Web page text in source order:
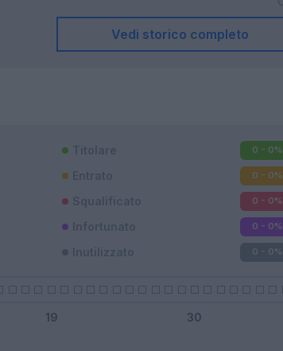
Vedi storico completo
0 - 0%
0 - 0%
0 - 0%
0 - 0%
0 - 0%